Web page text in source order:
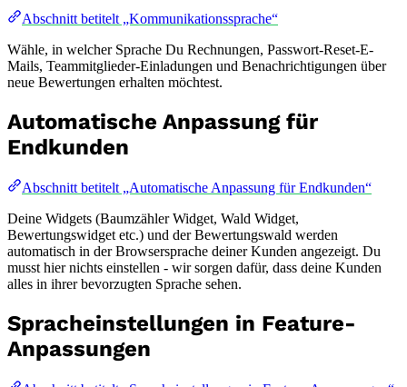
Abschnitt betitelt „Kommunikationssprache“
Wähle, in welcher Sprache Du Rechnungen, Passwort-Reset-E-
Mails, Teammitglieder-Einladungen und Benachrichtigungen über
neue Bewertungen erhalten möchtest.
Automatische Anpassung für
Endkunden
Abschnitt betitelt „Automatische Anpassung für Endkunden“
Deine Widgets (Baumzähler Widget, Wald Widget,
Bewertungswidget etc.) und der Bewertungswald werden
automatisch in der Browsersprache deiner Kunden angezeigt. Du
musst hier nichts einstellen - wir sorgen dafür, dass deine Kunden
alles in ihrer bevorzugten Sprache sehen.
Spracheinstellungen in Feature-
Anpassungen